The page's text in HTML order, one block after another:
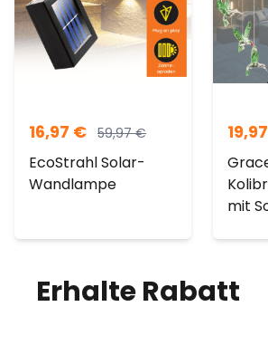
16,97 € 59,97€
EcoStrahl Solar-
Wandlampe
19,97
mit
Erhalte Rabatt